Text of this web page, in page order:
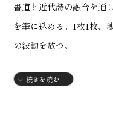
書道と近代詩の融合を通
を筆に込める。 1枚1枚、
の波動を放つ。
本書芸院賞、協賛員賞受賞)
続きを読む